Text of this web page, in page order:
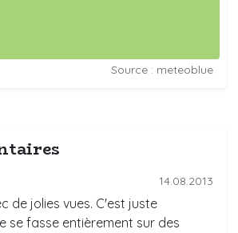
Source : meteoblue
14.08.2013
de jolies vues. C'est juste
se fasse entièrement sur des